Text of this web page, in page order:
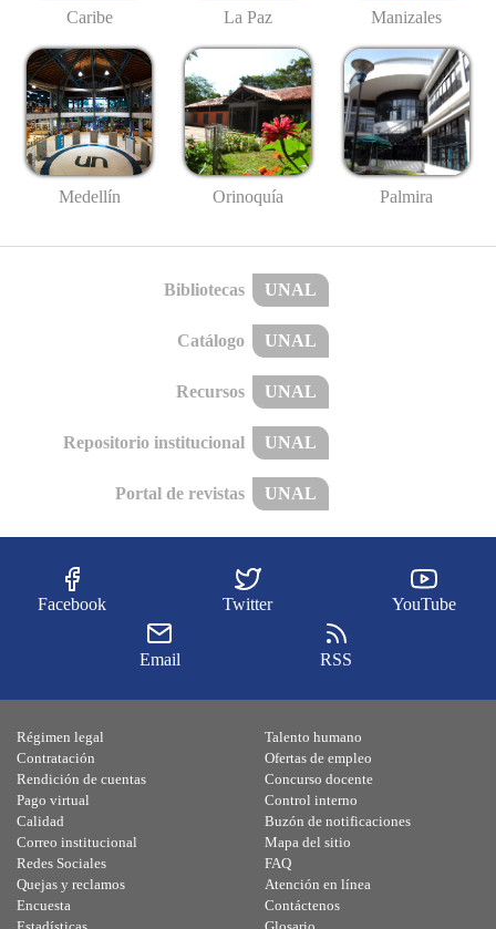
Caribe La Paz Manizales
Medellín Orinoquía Palmira
Bibliotecas UNAL
Catálogo UNAL
Recursos UNAL
Repositorio institucional UNAL
Portal de revistas UNAL
Facebook Twitter YouTube
Email RSS
Régimen legal
Contratación
Rendición de cuentas
Pago virtual
Calidad
Talento humano
Ofertas de empleo
Concurso docente
Control interno
Buzón de notificaciones
Correo institucional
Redes Sociales
Quejas y reclamos
Encuesta
Mapa del sitio
FAQ
Atención en línea
Contáctenos